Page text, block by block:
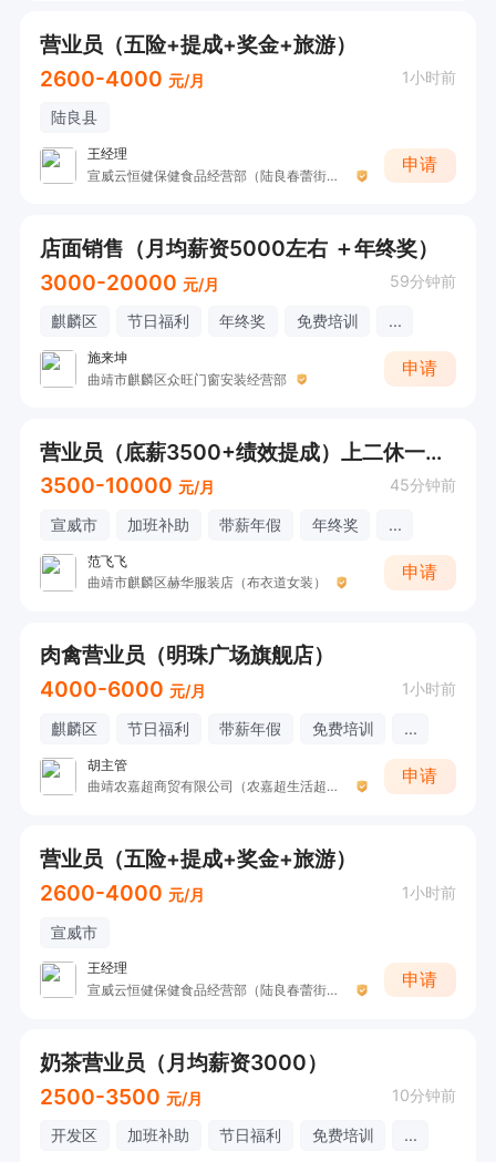
营业员（五险+提成+奖金+旅游）
2600-4000 元/月 1小时前
陆良县
王经理
宣威云恒健保健食品经营部（陆良春蕾街聚养家）
申请
店面销售（月均薪资5000左右 ＋年终奖）
3000-20000 元/月 59分钟前
麒麟区 节日福利 年终奖 免费培训 ...
施来坤
曲靖市麒麟区众旺门窗安装经营部
申请
营业员（底薪3500+绩效提成）上二休一（宣威店）
3500-10000 元/月 45分钟前
宣威市 加班补助 带薪年假 年终奖 ...
范飞飞
曲靖市麒麟区赫华服装店（布衣道女装）
申请
肉禽营业员（明珠广场旗舰店）
4000-6000 元/月 1小时前
麒麟区 节日福利 带薪年假 免费培训 ...
胡主管
曲靖农嘉超商贸有限公司（农嘉超生活超市）
申请
营业员（五险+提成+奖金+旅游）
2600-4000 元/月 1小时前
宣威市
王经理
宣威云恒健保健食品经营部（陆良春蕾街聚养家）
申请
奶茶营业员（月均薪资3000）
2500-3500 元/月 10分钟前
开发区 加班补助 节日福利 免费培训 ...